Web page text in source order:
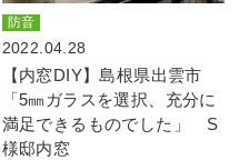
防音
2022.04.28
【内窓DIY】島根県出雲市
「5㎜ガラスを選択、充分に
満足できるものでした」 S
様邸内窓